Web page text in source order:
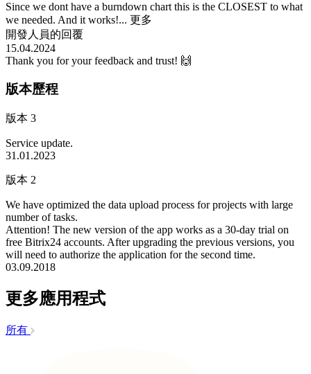
Since we dont have a burndown chart this is the CLOSEST to what
we needed. And it works!... 更多
開發人員的回覆
15.04.2024
Thank you for your feedback and trust! 🙌
版本歷程
版本 3
Service update.
31.01.2023
版本 2
We have optimized the data upload process for projects with large
number of tasks.
Attention! The new version of the app works as a 30-day trial on
free Bitrix24 accounts. After upgrading the previous versions, you
will need to authorize the application for the second time.
03.09.2018
更多應用程式
所有